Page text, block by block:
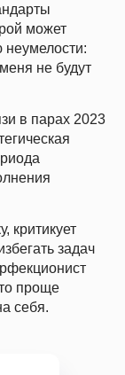
может
неумелости:
не будут
в парах 2023
критикует
задач
проще
себя.